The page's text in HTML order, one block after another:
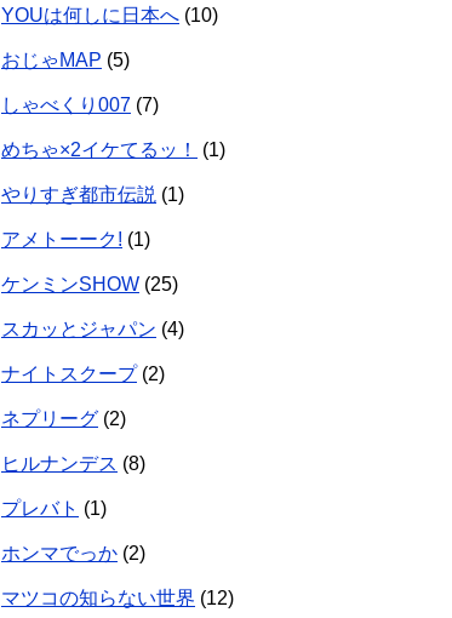
YOUは何しに日本へ (10)
おじゃMAP (5)
しゃべくり007 (7)
めちゃ×2イケてるッ！ (1)
やりすぎ都市伝説 (1)
アメトーーク! (1)
ケンミンSHOW (25)
スカッとジャパン (4)
ナイトスクープ(2)
ネプリーグ (2)
ヒルナンデス (8)
プレバト (1)
ホンマでっか (2)
マツコの知らない世界 (12)